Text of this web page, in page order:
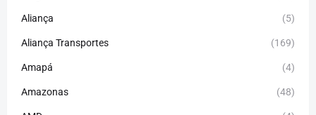
Aliança (5)
Aliança Transportes (169)
Amapá (4)
Amazonas (48)